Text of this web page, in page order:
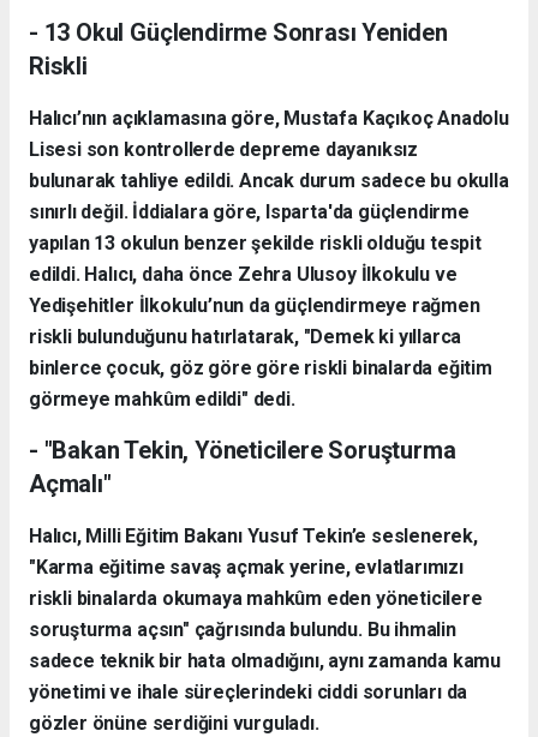
- 13 Okul Güçlendirme Sonrası Yeniden
Riskli
Halıcı’nın açıklamasına göre, Mustafa Kaçıkoç Anadolu
Lisesi son kontrollerde depreme dayanıksız
bulunarak tahliye edildi. Ancak durum sadece bu okulla
sınırlı değil. İddialara göre, Isparta'da güçlendirme
yapılan 13 okulun benzer şekilde riskli olduğu tespit
edildi. Halıcı, daha önce Zehra Ulusoy İlkokulu ve
Yedişehitler İlkokulu’nun da güçlendirmeye rağmen
riskli bulunduğunu hatırlatarak, "Demek ki yıllarca
binlerce çocuk, göz göre göre riskli binalarda eğitim
görmeye mahkûm edildi" dedi.
- "Bakan Tekin, Yöneticilere Soruşturma
Açmalı"
Halıcı, Milli Eğitim Bakanı Yusuf Tekin’e seslenerek,
"Karma eğitime savaş açmak yerine, evlatlarımızı
riskli binalarda okumaya mahkûm eden yöneticilere
soruşturma açsın" çağrısında bulundu. Bu ihmalin
sadece teknik bir hata olmadığını, aynı zamanda kamu
yönetimi ve ihale süreçlerindeki ciddi sorunları da
gözler önüne serdiğini vurguladı.